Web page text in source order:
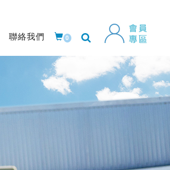
聯絡我們 0